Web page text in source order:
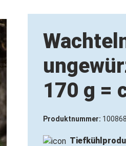
170 g =
Produktnummer: 100868